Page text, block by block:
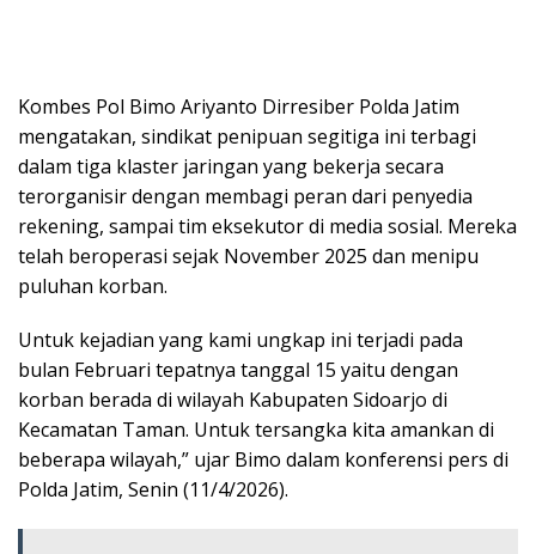
Kombes Pol Bimo Ariyanto Dirresiber Polda Jatim
mengatakan, sindikat penipuan segitiga ini terbagi
dalam tiga klaster jaringan yang bekerja secara
terorganisir dengan membagi peran dari penyedia
rekening, sampai tim eksekutor di media sosial. Mereka
telah beroperasi sejak November 2025 dan menipu
puluhan korban.
Untuk kejadian yang kami ungkap ini terjadi pada
bulan Februari tepatnya tanggal 15 yaitu dengan
korban berada di wilayah Kabupaten Sidoarjo di
Kecamatan Taman. Untuk tersangka kita amankan di
beberapa wilayah,” ujar Bimo dalam konferensi pers di
Polda Jatim, Senin (11/4/2026).